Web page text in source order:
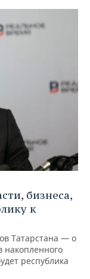
бизнеса,
к
Татарстана — о
накопленного
республика